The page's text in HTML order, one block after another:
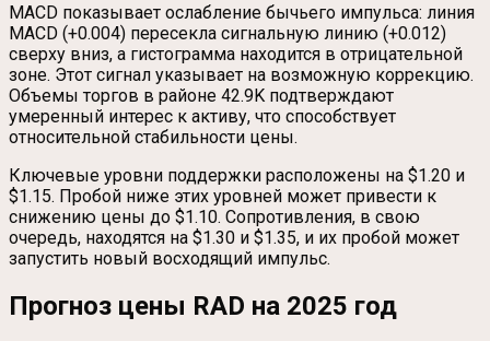
MACD показывает ослабление бычьего импульса: линия
MACD (+0.004) пересекла сигнальную линию (+0.012)
сверху вниз, а гистограмма находится в отрицательной
зоне. Этот сигнал указывает на возможную коррекцию.
Объемы торгов в районе 42.9K подтверждают
умеренный интерес к активу, что способствует
относительной стабильности цены.
Ключевые уровни поддержки расположены на $1.20 и
$1.15. Пробой ниже этих уровней может привести к
снижению цены до $1.10. Сопротивления, в свою
очередь, находятся на $1.30 и $1.35, и их пробой может
запустить новый восходящий импульс.
Прогноз цены RAD на 2025 год